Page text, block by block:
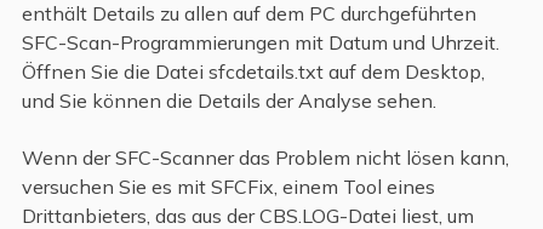
enthält Details zu allen auf dem PC durchgeführten
SFC-Scan-Programmierungen mit Datum und Uhrzeit.
Öffnen Sie die Datei sfcdetails.txt auf dem Desktop,
und Sie können die Details der Analyse sehen.
Wenn der SFC-Scanner das Problem nicht lösen kann,
versuchen Sie es mit SFCFix, einem Tool eines
Drittanbieters, das aus der CBS.LOG-Datei liest, um